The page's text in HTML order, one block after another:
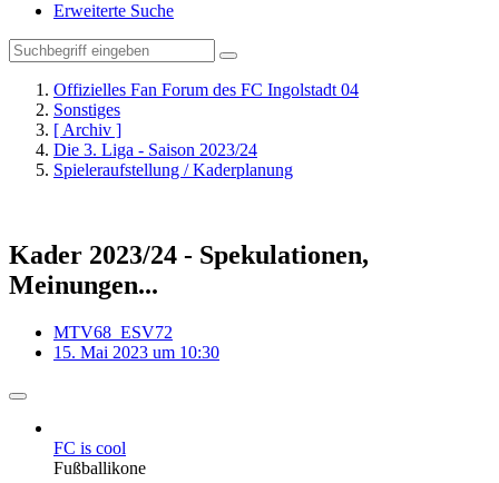
Erweiterte Suche
Offizielles Fan Forum des FC Ingolstadt 04
Sonstiges
[ Archiv ]
Die 3. Liga - Saison 2023/24
Spieleraufstellung / Kaderplanung
Kader 2023/24 - Spekulationen,
Meinungen...
MTV68_ESV72
15. Mai 2023 um 10:30
FC is cool
Fußballikone